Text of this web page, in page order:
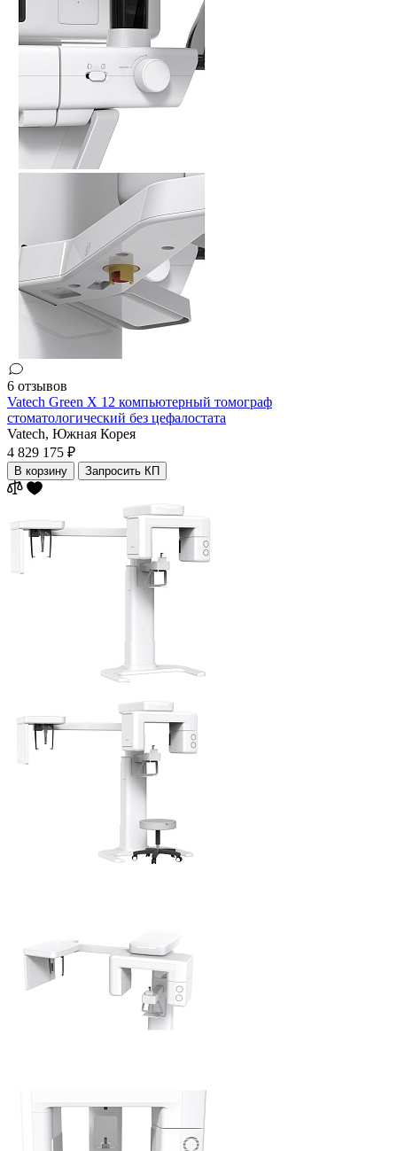
6 отзывов
Vatech Green X 12 компьютерный томограф
стоматологический без цефалостата
Vatech, Южная Корея
4 829 175 ₽
В корзину Запросить КП